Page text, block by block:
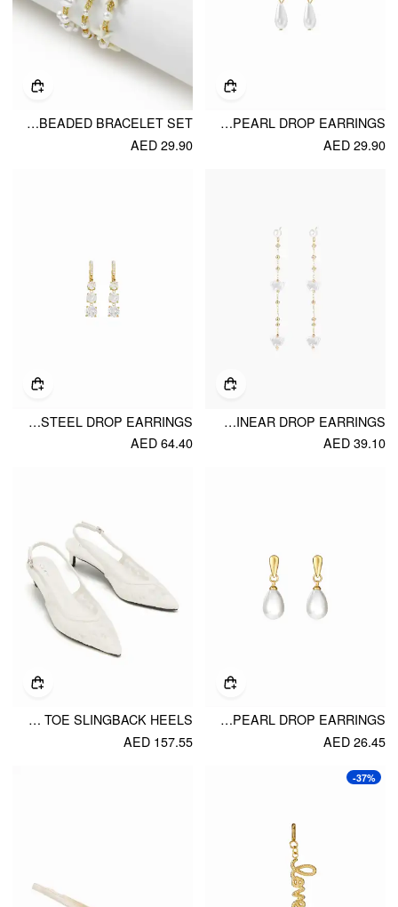
FAUX PEARL DROP EARRINGS
AED 29.90
3PCS STARFISH & FAUX PEARL BEADED BRACELET SET
AED 29.90
TRIPLE FAUX PEARL LINEAR DROP EARRINGS
AED 39.10
RHINESTONE STAINLESS STEEL DROP EARRINGS
AED 64.40
FAUX PEARL DROP EARRINGS
AED 26.45
MESH POINTED TOE SLINGBACK HEELS
AED 157.55
-37%